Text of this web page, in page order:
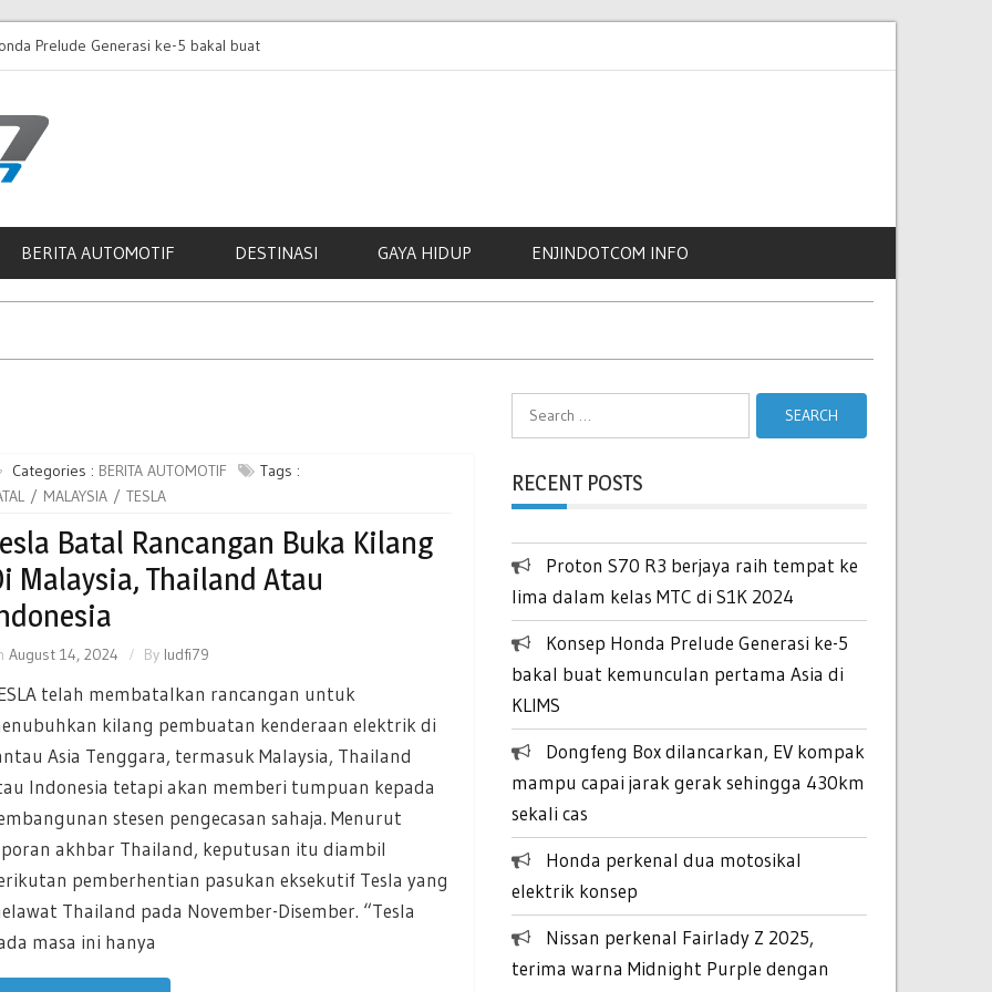
Prelude Generasi ke-5 bakal buat
pertama Asia di KLIMS
gerak sehingga 430km sekali cas
BERITA AUTOMOTIF DESTINASI GAYA HIDUP ENJINDOTCOM INFO
Categories : BERITA AUTOMOTIF
Tags :
MALAYSIA TESLA
Batal Rancangan Buka Kilang
Malaysia, Thailand Atau
August 14, 2024 By ludfi79
telah membatalkan rancangan untuk
kilang pembuatan kenderaan elektrik di
Asia Tenggara, termasuk Malaysia, Thailand
Indonesia tetapi akan memberi tumpuan kepada
stesen pengecasan sahaja. Menurut
akhbar Thailand, keputusan itu diambil
pemberhentian pasukan eksekutif Tesla yang
Thailand pada November-Disember. “Tesla
masa ini hanya
RECENT POSTS
Proton S70 R3 berjaya raih tempat ke
lima dalam kelas MTC di S1K 2024
Konsep Honda Prelude Generasi ke-5
bakal buat kemunculan pertama Asia di
KLIMS
Dongfeng Box dilancarkan, EV kompak
mampu capai jarak gerak sehingga 430km
sekali cas
Honda perkenal dua motosikal
elektrik konsep
Nissan perkenal Fairlady Z 2025,
terima warna Midnight Purple dengan